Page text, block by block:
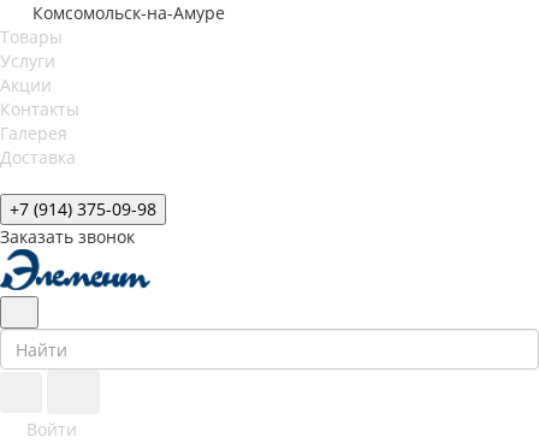
Комсомольск-на-Амуре
Товары
Услуги
Акции
Контакты
Галерея
Доставка
+7 (914) 375-09-98
Заказать звонок
Войти